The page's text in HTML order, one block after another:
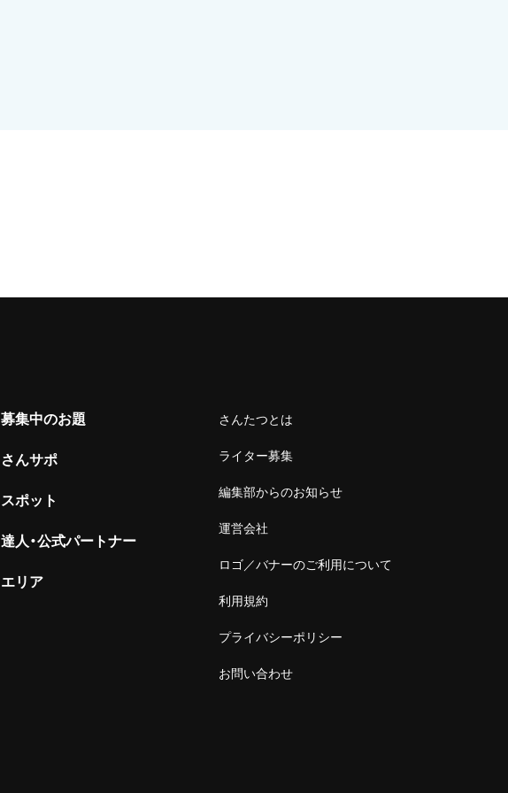
募集中のお題
さんサポ
スポット
達人・公式パートナー
エリア
さんたつとは
ライター募集
編集部からのお知らせ
運営会社
ロゴ／バナーのご利用について
利用規約
プライバシーポリシー
お問い合わせ